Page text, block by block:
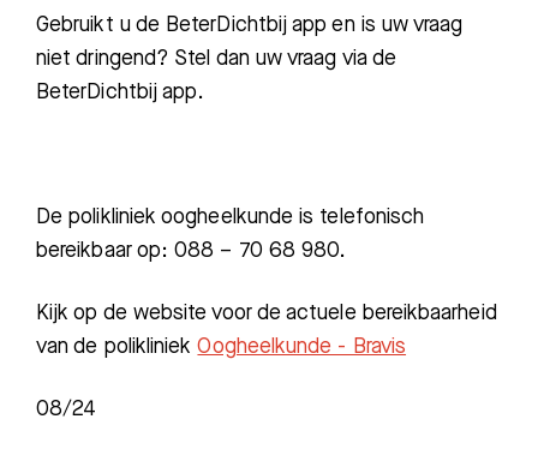
Gebruikt u de BeterDichtbij app en is uw vraag
niet dringend? Stel dan uw vraag via de
BeterDichtbij app.
De polikliniek oogheelkunde is telefonisch
bereikbaar op: 088 – 70 68 980.
Kijk op de website voor de actuele bereikbaarheid
van de polikliniek Oogheelkunde - Bravis
08/24